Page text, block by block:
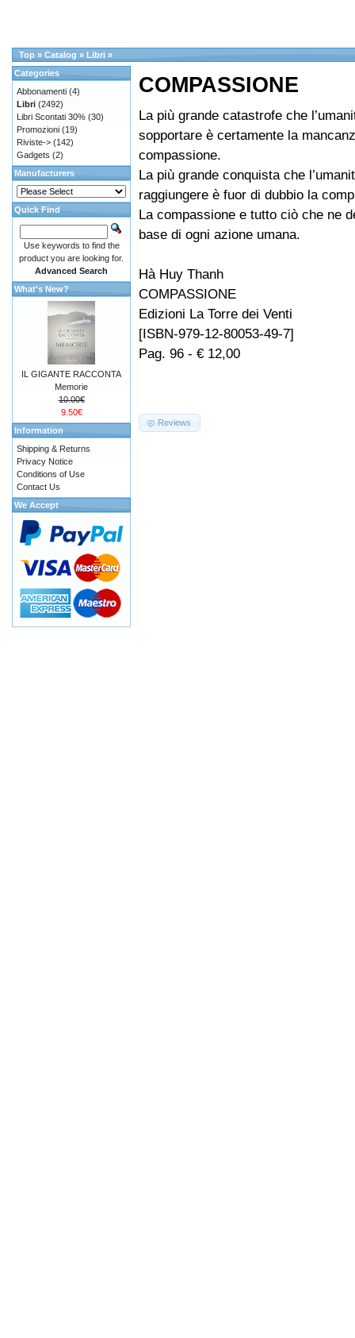
Top » Catalog » Libri »
COMPASSIONE
La più grande catastrofe che
sopportare è certamente la
compassione.
La più grande conquista che
raggiungere è fuor di dubbio la
La compassione e tutto ciò che ne
base di ogni azione umana.
Hà Huy Thanh
COMPASSIONE
Edizioni La Torre dei Venti
[ISBN-979-12-80053-49-7]
Pag. 96 - € 12,00
Reviews
Categories
Abbonamenti (4)
Libri (2492)
Libri Scontati 30% (30)
Promozioni (19)
Riviste-> (142)
Gadgets (2)
Manufacturers
Quick Find
Use keywords to find the
product you are looking for.
Advanced Search
What's New?
IL GIGANTE RACCONTA
Memorie
10.00€
9.50€
Information
Shipping & Returns
Privacy Notice
Conditions of Use
Contact Us
We Accept